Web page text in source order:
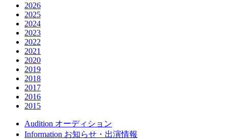
2026
2025
2024
2023
2022
2021
2020
2019
2018
2017
2016
2015
Audition オーディション
Information お知らせ・出演情報